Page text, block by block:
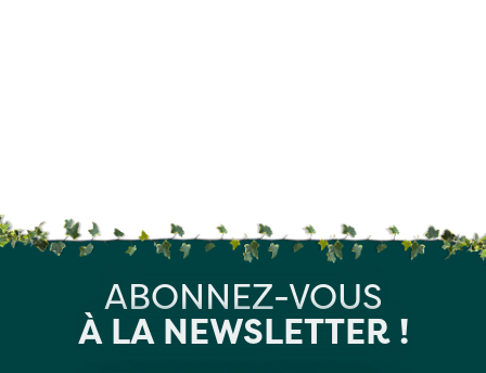
ABONNEZ-VOUS
À LA NEWSLETTER !